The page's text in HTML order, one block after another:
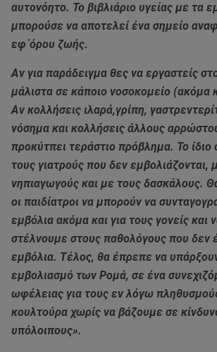
αυτονόητο. Το βιβλιάριο υγείας με τα
μπορούσε να αποτελεί ένα σημείο
εφ΄όρου ζωής.
Αν για παράδειγμα θες να εργαστείς
μάλιστα σε κάποιο νοσοκομείο (ακόμα
Αν κολλήσεις ιλαρά,γρίπη,
νόσημα και κολλήσεις άλλους
προκύτπει τεράστιο πρόβλημα. Το ίδιο
τους γιατρούς που δεν εμβολιάζονται,
νηπιαγωγούς και με τους δασκάλους.
οι παιδίατροι να μπορούν να
εμβόλια ακόμα και για τους γονείς και
στέλνουμε στους παθολόγους που δεν
εμβόλια. Τέλος, θα έπρεπε να
εμβολιασμό των Ρομά, σε ένα
ωφέλειας για τους εν λόγω
κουλτούρα χωρίς να βάζουμε σε
υπόλοιπους».